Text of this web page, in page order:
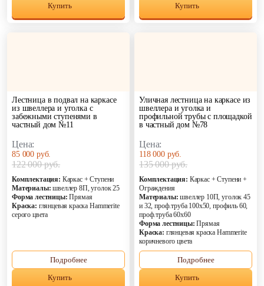
Купить
Купить
Лестница в подвал на каркасе
из швеллера и уголка с
забежными ступенями в
частный дом №11
Цена:
85 000 руб.
122 000 руб.
Комплектация: Каркас + Ступени
Материалы: швеллер 8П, уголок 25
Форма лестницы: Прямая
Краска: глянцевая краска Hammerite
серого цвета
Подробнее
Купить
Уличная лестница на каркасе из
швеллера и уголка и
профильной трубы с площадкой
в частный дом №78
Цена:
118 000 руб.
135 000 руб.
Комплектация: Каркас + Ступени +
Ограждения
Материалы: швеллер 10П, уголок 45
и 32, проф.труба 100х50, профиль 60,
проф.труба 60х60
Форма лестницы: Прямая
Краска: глянцевая краска Hammerite
коричневого цвета
Подробнее
Купить